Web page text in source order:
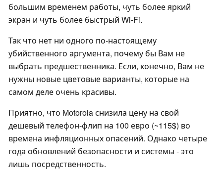
большим временем работы, чуть более яркий
экран и чуть более быстрый Wi-Fi.
Так что нет ни одного по-настоящему
убийственного аргумента, почему бы Вам не
выбрать предшественника. Если, конечно, Вам не
нужны новые цветовые варианты, которые на
самом деле очень красивы.
Приятно, что Motorola снизила цену на свой
дешевый телефон-флип на 100 евро (~115$) во
времена инфляционных опасений. Однако четыре
года обновлений безопасности и системы - это
лишь посредственность.